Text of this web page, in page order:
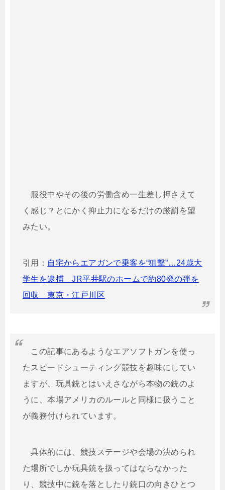
服役中やその後の労働含め一生差し押さえて
く感じ？とにかく抑止力になるだけの厳罰を望
みたい。
引用： 自宅からエアガンで乗客を“狙撃”…24歳大
学生を逮捕 JR平井駅のホームで約80発の弾を
回収 東京・江戸川区
この記事にあるようなエアソフトガンを使っ
たスピードシューティング競技を趣味にしてい
ますが、玩具銃とはいえさながら本物の銃のよ
うに、本場アメリカのルールと同様に扱うこと
が義務付けられています。
具体的には、競技ステージや会場の決められ
た場所でしか玩具銃を扱ってはならなかった
り、競技中に銃を落としたり銃口の向きひとつ